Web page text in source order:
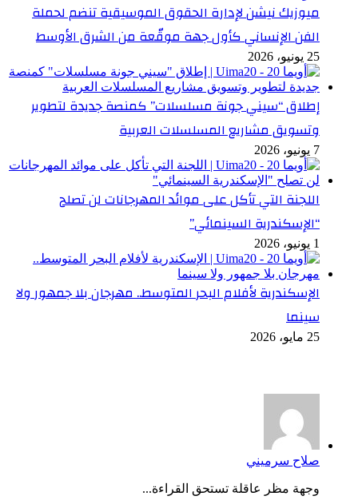
ميوزيك نيشن لإدارة الحقوق الموسيقية تنضم لحملة
الفن الإنساني كأول جهة موقّعة من الشرق الأوسط
25 يونيو، 2026
إطلاق “سيني جونة مسلسلات” كمنصة جديدة لتطوير
وتسويق مشاريع المسلسلات العربية
7 يونيو، 2026
اللجنة التي تأكل على موائد المهرجانات لن تصلح
“الإسكندرية السينمائي”
1 يونيو، 2026
الإسكندرية لأفلام البحر المتوسط.. مهرجان بلا جمهور ولا
سينما
25 مايو، 2026
صلاح سرميني
وجهة مظر عاقلة تستحق القراءة...